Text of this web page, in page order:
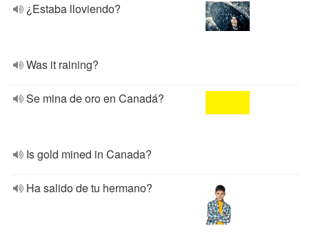
¿Estaba lloviendo?
Was it raining?
Se mina de oro en Canadá?
Is gold mined in Canada?
Ha salido de tu hermano?